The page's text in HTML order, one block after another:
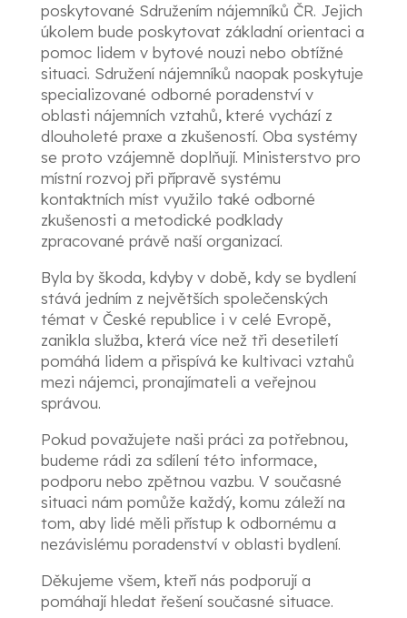
poskytované Sdružením nájemníků ČR. Jejich
úkolem bude poskytovat základní orientaci a
pomoc lidem v bytové nouzi nebo obtížné
situaci. Sdružení nájemníků naopak poskytuje
specializované odborné poradenství v
oblasti nájemních vztahů, které vychází z
dlouholeté praxe a zkušeností. Oba systémy
se proto vzájemně doplňují. Ministerstvo pro
místní rozvoj při přípravě systému
kontaktních míst využilo také odborné
zkušenosti a metodické podklady
zpracované právě naší organizací.
Byla by škoda, kdyby v době, kdy se bydlení
stává jedním z největších společenských
témat v České republice i v celé Evropě,
zanikla služba, která více než tři desetiletí
pomáhá lidem a přispívá ke kultivaci vztahů
mezi nájemci, pronajímateli a veřejnou
správou.
Pokud považujete naši práci za potřebnou,
budeme rádi za sdílení této informace,
podporu nebo zpětnou vazbu. V současné
situaci nám pomůže každý, komu záleží na
tom, aby lidé měli přístup k odbornému a
nezávislému poradenství v oblasti bydlení.
Děkujeme všem, kteří nás podporují a
pomáhají hledat řešení současné situace.